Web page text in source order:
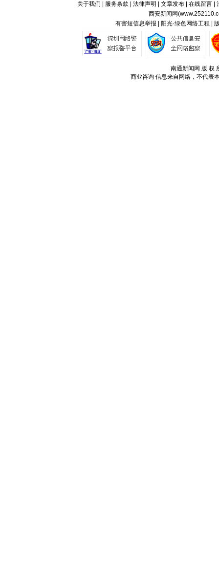
关于我们 服务条款 法律声明 文章发布| 在线留言|
西安新闻网(
有害短信息举报 | 阳光·绿色网络工程 |
南通新闻网 版 权
商业咨询 信息来自网络，不代表